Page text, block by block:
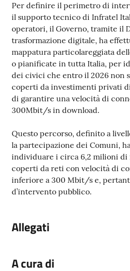
Per definire il perimetro di
il supporto tecnico di Infratel
operatori, il Governo, tramite il
trasformazione digitale, ha
mappatura particolareggiata
o pianificate in tutta Italia, per
dei civici che entro il 2026 non
coperti da investimenti privati
di garantire una velocità di
300Mbit/s in download.
Questo percorso, definito a
la partecipazione dei Comuni,
individuare i circa 6,2 milioni
coperti da reti con velocità di
inferiore a 300 Mbit/s e,
d’intervento pubblico.
Allegati
A cura di